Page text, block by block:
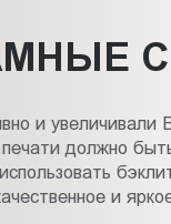
и
должно
и